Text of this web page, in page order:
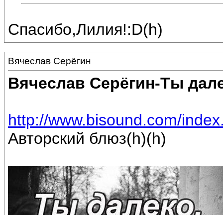
Спасибо,Лилия!:D(h)
Вячеслав Серёгин
Вячеслав Серёгин-Ты
http://www.bisound.com/
Авторский блюз(h)(h)